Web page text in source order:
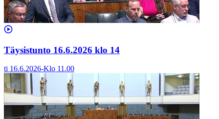
Täysistunto 16.6.2026 klo 14
ti 16.6.2026-Klo 11.00